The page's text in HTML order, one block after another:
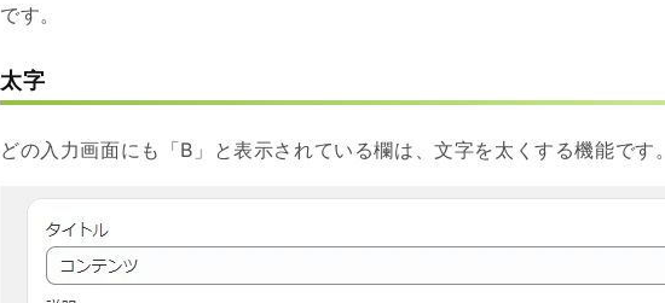
です。
太字
どの入力画面にも「B」と表示されている欄は、文字を太くする機能です。